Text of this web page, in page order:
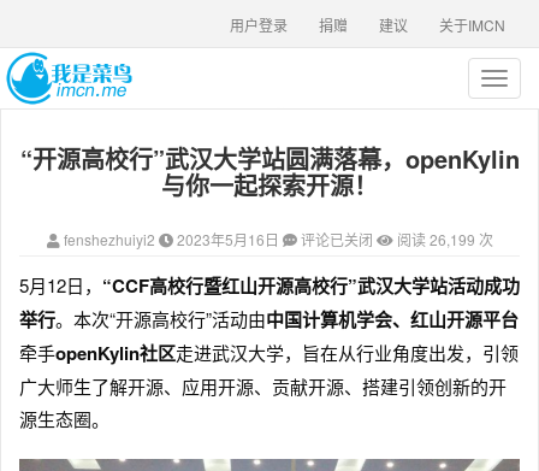
关于IMCN
建议
捐赠
用户登录
T
o
g
v
i
g
a
t
i
“开源高校行”武汉大学站圆满落幕，openKylin
与你一起探索开源！
fenshezhuiyi2 2023年5月16日 评论已关闭 阅读 26,199 次
5月12日， “CCF高校行暨红山开源高校行”武汉大学站活动成功
举行。本次“开源高校行”活动由中国计算机学会、红山开源平台
牵手openKylin社区走进武汉大学，旨在从行业角度出发，引领
广大师生了解开源、应用开源、贡献开源、搭建引领创新的开
源生态圈。